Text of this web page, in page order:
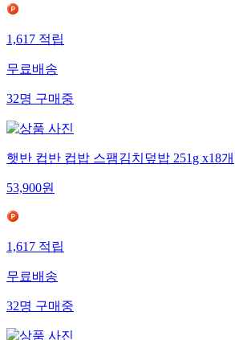
1,617적립
무료배송
32명구매중
햇반 컵반 컵밥 스팸김치덮밥 251g x18개
53,900원
1,617적립
무료배송
32명구매중